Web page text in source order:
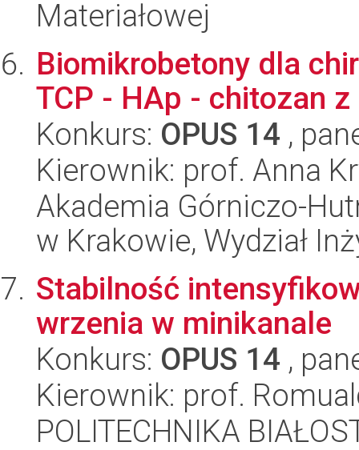
Materiałowej
Biomikrobetony dla
TCP - HAp - chitozan
Konkurs: OPUS 14 ,
Kierownik: prof. Anna
Akademia Górniczo-
w Krakowie, Wydział
Stabilność
wrzenia w minikanale
Konkurs: OPUS 14 ,
Kierownik: prof.
POLITECHNIKA